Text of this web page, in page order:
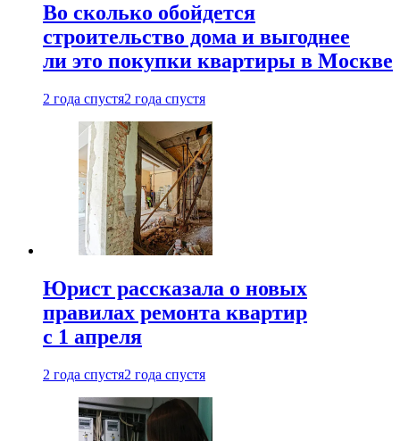
Во сколько обойдется
строительство дома и выгоднее
ли это покупки квартиры в Москве
2 года спустя2 года спустя
Юрист рассказала о новых
правилах ремонта квартир
с 1 апреля
2 года спустя2 года спустя